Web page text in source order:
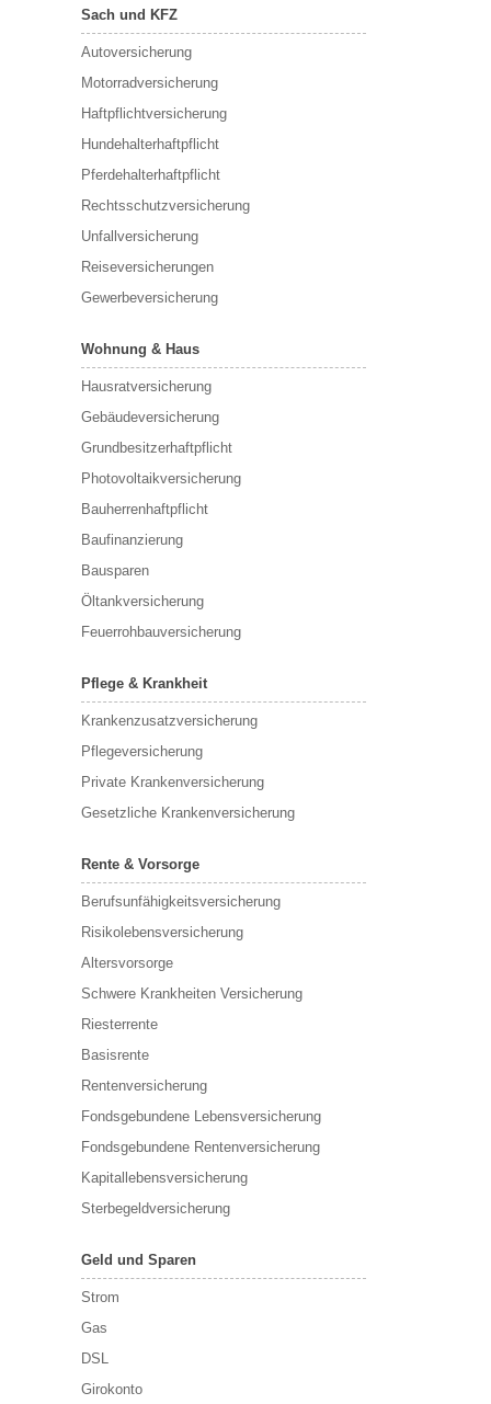
Sach und KFZ
Autoversicherung
Motorradversicherung
Haftpflichtversicherung
Hundehalterhaftpflicht
Pferdehalterhaftpflicht
Rechtsschutzversicherung
Unfallversicherung
Reiseversicherungen
Gewerbeversicherung
Wohnung & Haus
Hausratversicherung
Gebäudeversicherung
Grundbesitzerhaftpflicht
Photovoltaikversicherung
Bauherrenhaftpflicht
Baufinanzierung
Bausparen
Öltankversicherung
Feuerrohbauversicherung
Pflege & Krankheit
Krankenzusatzversicherung
Pflegeversicherung
Private Krankenversicherung
Gesetzliche Krankenversicherung
Rente & Vorsorge
Berufs­unfähigkeitsversicherung
Risikolebensversicherung
Altersvorsorge
Schwere Krankheiten Versicherung
Riesterrente
Basisrente
Rentenversicherung
Fondsgebundene Lebensversicherung
Fondsgebundene Rentenversicherung
Kapitallebensversicherung
Sterbegeldversicherung
Geld und Sparen
Strom
Gas
DSL
Girokonto